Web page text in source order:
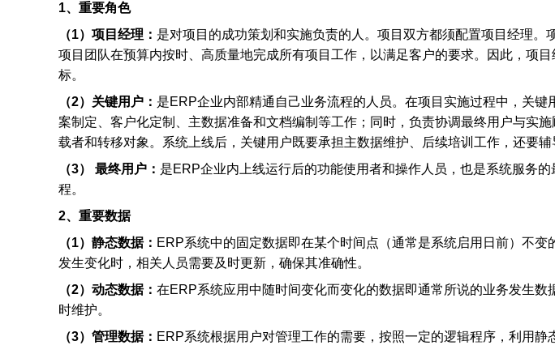
1、重要角色
（1）项目经理： 是对项目的成功策划和实施负责的人。项目双方都须配置项目经理
项目团队在预算内按时、高质量地完成所有项目工作，以满足客户的要求。因此，项
标。
（2）关键用户： 是ERP企业内部精通自己业务流程的人员。在项目实施过程中，关
案制定、客户化定制、主数据准备和文档编制等工作；同时，负责协调最终用户与实
载者和转移对象。系统上线后，关键用户既要承担主数据维护、后续培训工作，还要辅
（3） 最终用户： 是ERP企业内上线运行后的功能使用者和操作人员，也是系统服务
程。
2、重要数据
（1）静态数据： ERP系统中的固定数据即在某个时间点（通常是系统启用日前）不
发生变化时，相关人员需要及时更新，确保其准确性。
（2）动态数据： 在ERP系统应用中随时间变化而变化的数据即通常所说的业务发生
时维护。
（3）管理数据： ERP系统根据用户对管理工作的需要，按照一定的逻辑程序，利用静